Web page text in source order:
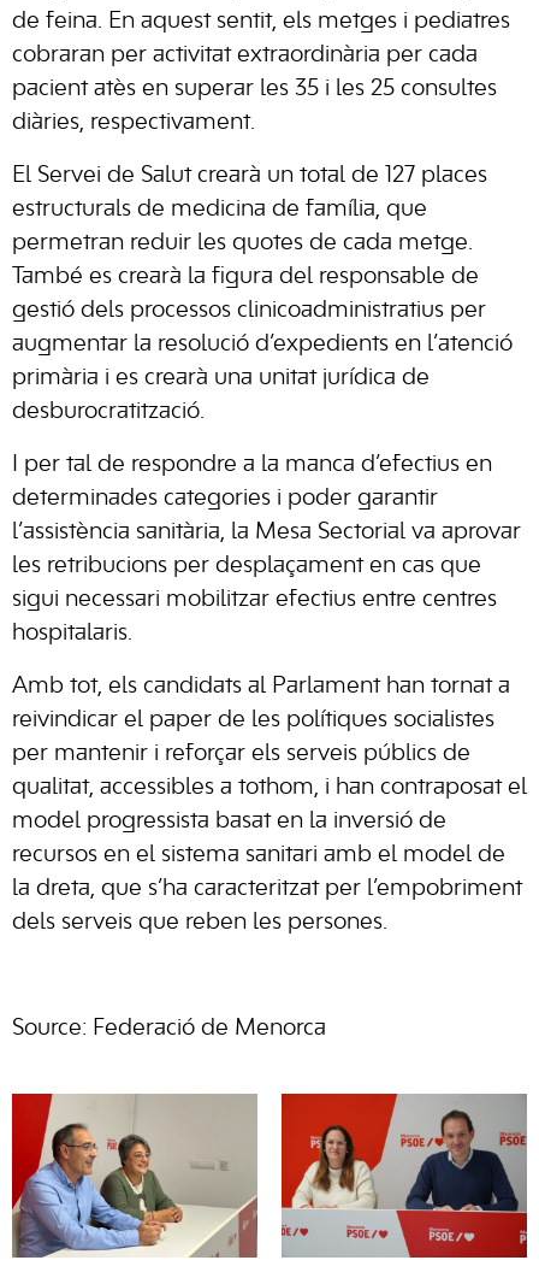
de feina. En aquest sentit, els metges i pediatres
cobraran per activitat extraordinària per cada
pacient atès en superar les 35 i les 25 consultes
diàries, respectivament.
El Servei de Salut crearà un total de 127 places
estructurals de medicina de família, que
permetran reduir les quotes de cada metge.
També es crearà la figura del responsable de
gestió dels processos clinicoadministratius per
augmentar la resolució d’expedients en l’atenció
primària i es crearà una unitat jurídica de
desburocratització.
I per tal de respondre a la manca d’efectius en
determinades categories i poder garantir
l’assistència sanitària, la Mesa Sectorial va aprovar
les retribucions per desplaçament en cas que
sigui necessari mobilitzar efectius entre centres
hospitalaris.
Amb tot, els candidats al Parlament han tornat a
reivindicar el paper de les polítiques socialistes
per mantenir i reforçar els serveis públics de
qualitat, accessibles a tothom, i han contraposat el
model progressista basat en la inversió de
recursos en el sistema sanitari amb el model de
la dreta, que s’ha caracteritzat per l’empobriment
dels serveis que reben les persones.
Source: Federació de Menorca